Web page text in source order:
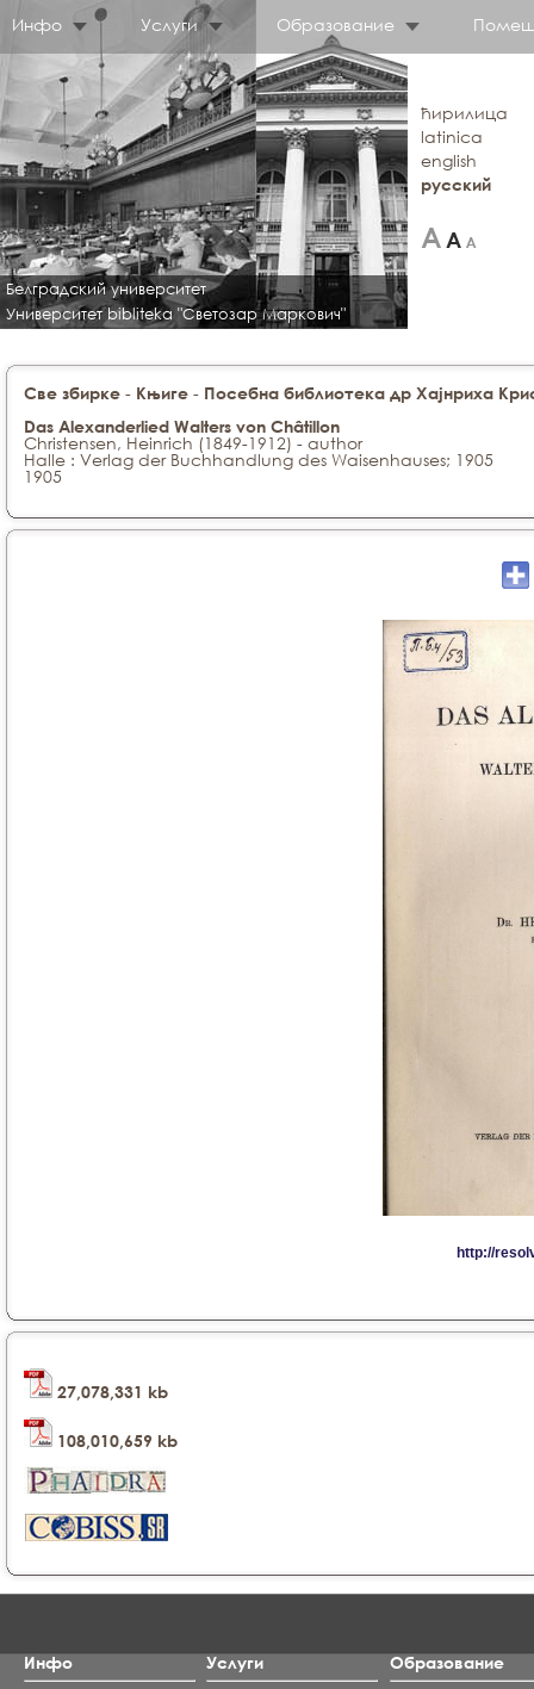
Инфо Услуги Образование
Белградский университет
Университет bibliteka "Светозар Маркович"
ћирилица
latinica
english
русский
Све збирке - Књиге - Посебна библиотека др Хајнриха
Das Alexanderlied Walters von Châtillon
Christensen, Heinrich (1849-1912) - author
Halle : Verlag der Buchhandlung des Waisenhauses; 1905
1905
27,078,331 kb
108,010,659 kb
Инфо
Услуги
Образование